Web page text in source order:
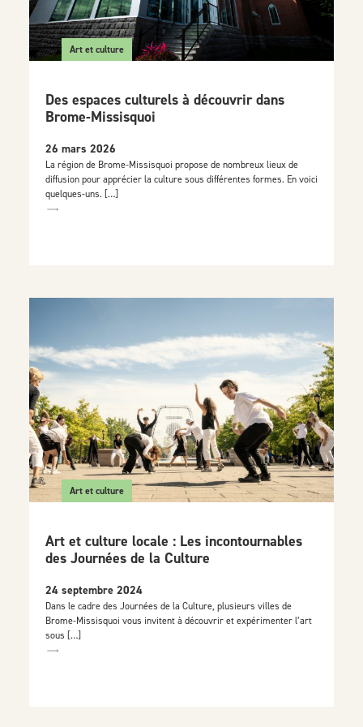
Art et culture
Des espaces culturels à découvrir dans
Brome-Missisquoi
26 mars 2026
La région de Brome-Missisquoi propose de nombreux lieux de
diffusion pour apprécier la culture sous différentes formes. En voici
quelques-uns. […]
Art et culture
Art et culture locale : Les incontournables
des Journées de la Culture
24 septembre 2024
Dans le cadre des Journées de la Culture, plusieurs villes de
Brome-Missisquoi vous invitent à découvrir et expérimenter l’art
sous […]